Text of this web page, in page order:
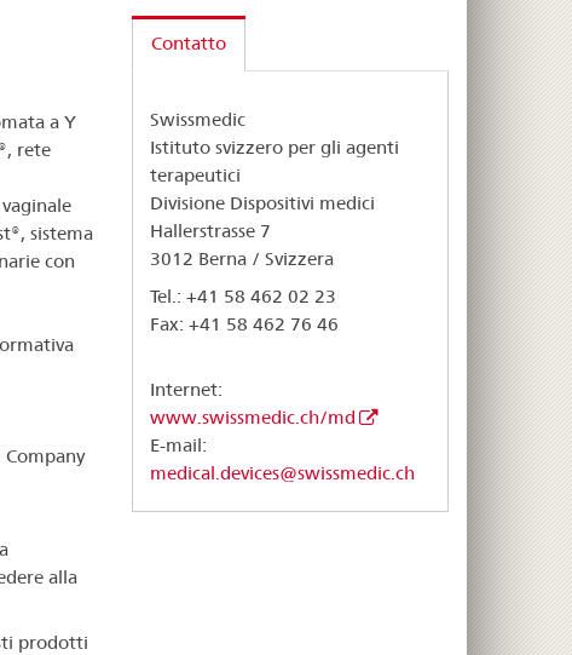
a Y
rete
sistema
con
alla
prodotti
Contatto
Swissmedic
Istituto svizzero per gli agenti
terapeutici
Divisione Dispositivi medici
Hallerstrasse 7
3012 Berna / Svizzera
Tel.: +41 58 462 02 23
Fax: +41 58 462 76 46
Internet:
www.swissmedic.ch/md
E-mail:
medical.devices@swissmedic.ch